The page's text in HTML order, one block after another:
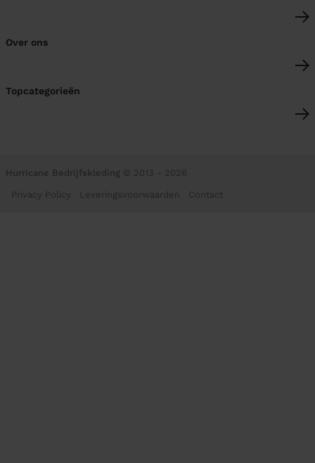
Over ons
Topcategorieën
Hurricane Bedrijfskleding © 2013 - 2026
Privacy Policy Leveringsvoorwaarden Contact